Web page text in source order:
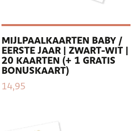
MIJLPAALKAARTEN BABY /
EERSTE JAAR | ZWART-WIT |
20 KAARTEN (+ 1 GRATIS
BONUSKAART)
14,95